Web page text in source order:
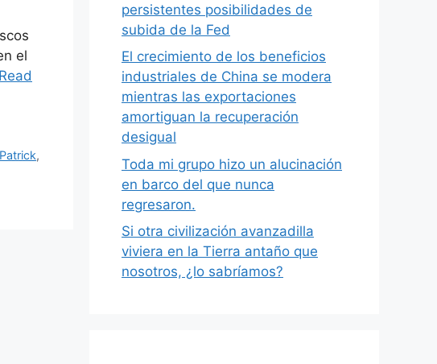
el
Read
Patrick,
persistentes posibilidades de
subida de la Fed
El crecimiento de los beneficios
industriales de China se modera
mientras las exportaciones
amortiguan la recuperación
desigual
Toda mi grupo hizo un alucinación
en barco del que nunca
regresaron.
Si otra civilización avanzadilla
viviera en la Tierra antaño que
nosotros, ¿lo sabríamos?